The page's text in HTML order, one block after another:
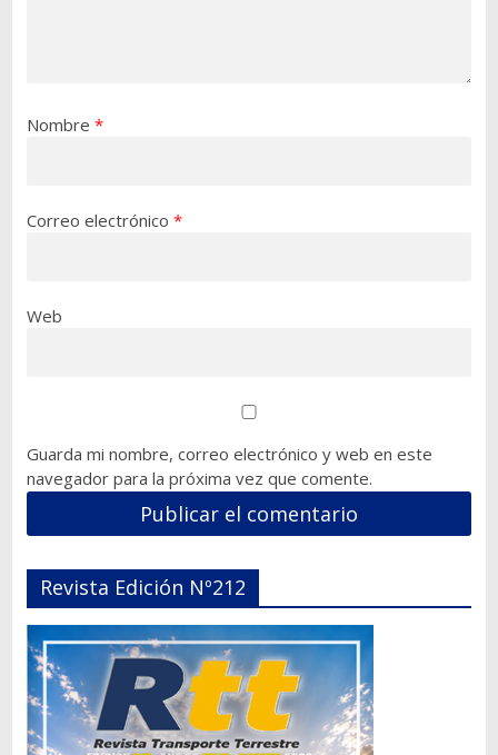
Nombre *
Correo electrónico *
Web
Guarda mi nombre, correo electrónico y web en este
navegador para la próxima vez que comente.
Revista Edición Nº212